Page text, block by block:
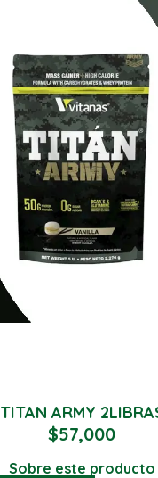
TITAN ARMY
$57,000
Sobre este producto